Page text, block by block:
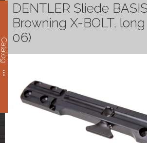
Catalog
DENTLER Sliede
Browning X-BOLT,
06)